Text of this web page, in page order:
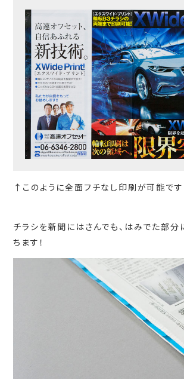
↑このように全面フチなし印刷が可能で
チラシを新聞にはさんでも、はみでた部
ちます！